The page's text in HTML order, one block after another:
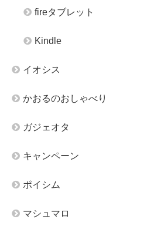
fireタブレット
Kindle
イオシス
かおるのおしゃべり
ガジェオタ
キャンペーン
ポイシム
マシュマロ